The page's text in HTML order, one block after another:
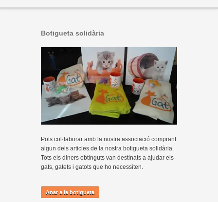
Botigueta solidària
Pots col·laborar amb la nostra associació comprant
algun dels articles de la nostra botigueta solidària.
Tots els diners obtinguts van destinats a ajudar els
gats, gatets i gatots que ho necessiten.
Anar a la botigueta